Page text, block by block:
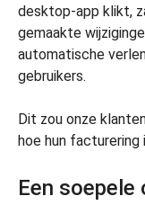
desktop-app klikt,
gemaakte
automatische
gebruikers.
Dit zou onze
hoe hun facturering
Een soepele